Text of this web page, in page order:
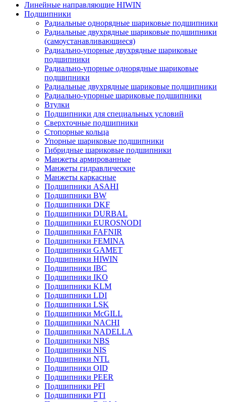
Линейные направляющие HIWIN
Подшипники
Радиальные однорядные шариковые подшипники
Радиальные двухрядные шариковые подшипники
(самоустанавливающиеся)
Радиально-упорные двухрядные шариковые
подшипники
Радиально-упорные однорядные шариковые
подшипники
Радиальные двухрядные шариковые подшипники
Радиально-упорные шариковые подшипники
Втулки
Подшипники для специальных условий
Сверхточные подшипники
Стопорные кольца
Упорные шариковые подшипники
Гибридные шариковые подшипники
Манжеты армированные
Манжеты гидравлические
Манжеты каркасные
Подшипники ASAHI
Подшипники BW
Подшипники DKF
Подшипники DURBAL
Подшипники EUROSNODI
Подшипники FAFNIR
Подшипники FEMINA
Подшипники GAMET
Подшипники HIWIN
Подшипники IBC
Подшипники IKO
Подшипники KLM
Подшипники LDI
Подшипники LSK
Подшипники McGILL
Подшипники NACHI
Подшипники NADELLA
Подшипники NBS
Подшипники NIS
Подшипники NTL
Подшипники OID
Подшипники PEER
Подшипники PFI
Подшипники PTI